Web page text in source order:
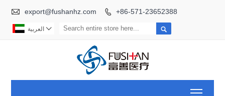
 export@fushanhz.com  +86-571-23652388
 العربية 